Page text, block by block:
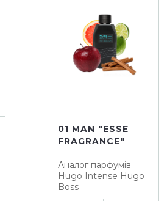
01 MAN "ESSE
FRAGRANCE"
Аналог парфумів
Hugo Intense Hugo
Boss